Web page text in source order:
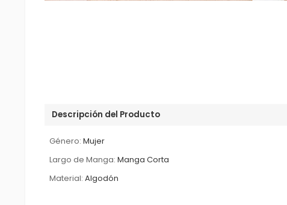
Descripción del Producto
Género: Mujer
Largo de Manga: Manga Corta
Material: Algodón